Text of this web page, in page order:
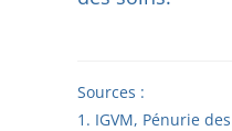
Sources :
IGVM, Pénurie